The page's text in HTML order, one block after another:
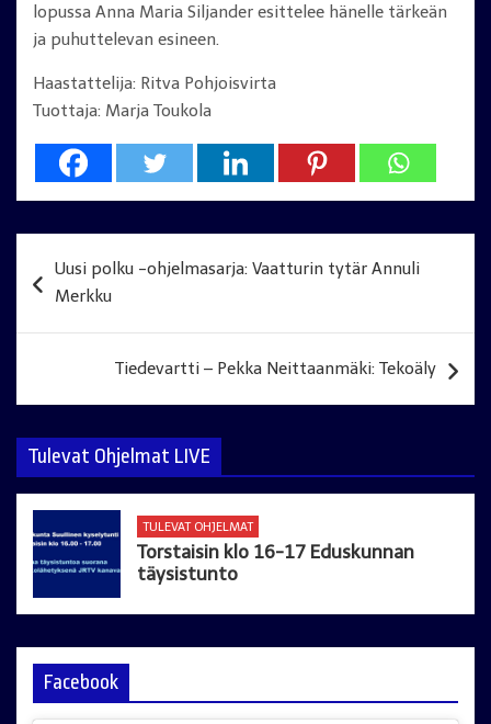
lopussa Anna Maria Siljander esittelee hänelle tärkeän
ja puhuttelevan esineen.
Haastattelija: Ritva Pohjoisvirta
Tuottaja: Marja Toukola
selaus
Uusi polku -ohjelmasarja: Vaatturin tytär Annuli
Merkku
Tiedevartti – Pekka Neittaanmäki: Tekoäly
Tulevat Ohjelmat LIVE
TULEVAT OHJELMAT
Torstaisin klo 16-17 Eduskunnan
täysistunto
Facebook